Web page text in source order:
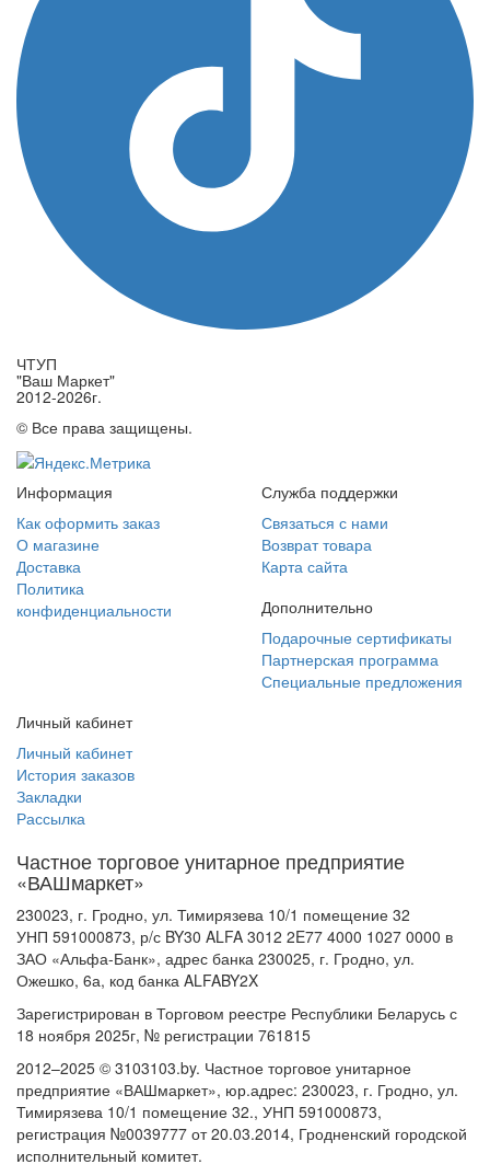
ЧТУП
"Ваш Маркет"
2012-2026г.
© Все права защищены.
Информация
Как оформить заказ
О магазине
Доставка
Политика
конфиденциальности
Служба поддержки
Связаться с нами
Возврат товара
Карта сайта
Дополнительно
Подарочные сертификаты
Партнерская программа
Специальные предложения
Личный кабинет
Личный кабинет
История заказов
Закладки
Рассылка
Частное торговое унитарное предприятие
«ВАШмаркет»
230023, г. Гродно, ул. Тимирязева 10/1 помещение 32
УНП 591000873, р/с BY30 ALFA 3012 2E77 4000 1027 0000 в
ЗАО «Альфа-Банк», адрес банка 230025, г. Гродно, ул.
Ожешко, 6а, код банка ALFABY2X
Зарегистрирован в Торговом реестре Республики Беларусь с
18 ноября 2025г, № регистрации 761815
2012–2025 © 3103103.by. Частное торговое унитарное
предприятие «ВАШмаркет», юр.адрес: 230023, г. Гродно, ул.
Тимирязева 10/1 помещение 32., УНП 591000873,
регистрация №0039777 от 20.03.2014, Гродненский городской
исполнительный комитет.